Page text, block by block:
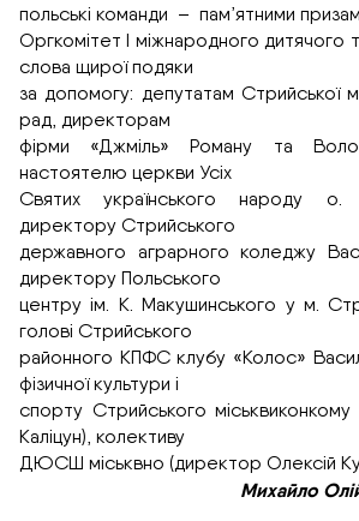
польські команди – пам’ятними
Оргкомітет I міжнародного дитячого
слова щирої подяки
за допомогу: депутатам Стрийської
рад, директорам
фірми «Джміль» Роману та
настоятелю церкви Усіх
Святих українського народу о.
директору Стрийського
державного аграрного коледжу
директору Польського
центру ім. К. Макушинського у м.
голові Стрийського
районного КПФС клубу «Колос»
фізичної культури і
спорту Стрийського міськвиконкому
Каліцун), колективу
ДЮСШ міськвно (директор Олексій
Михайло